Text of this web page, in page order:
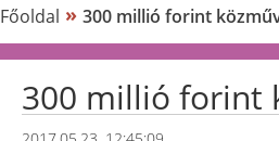
Főoldal » 300 millió forint
300 millió forint